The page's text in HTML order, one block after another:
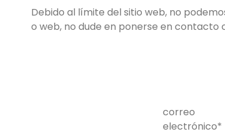
Debido al límite del sitio web, no
o web, no dude en ponerse en contacto
correo
electrónico*